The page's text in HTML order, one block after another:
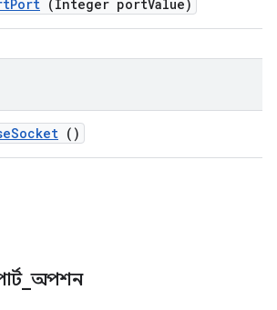
Port (Integer portValue)
Socket ()
_অপশন